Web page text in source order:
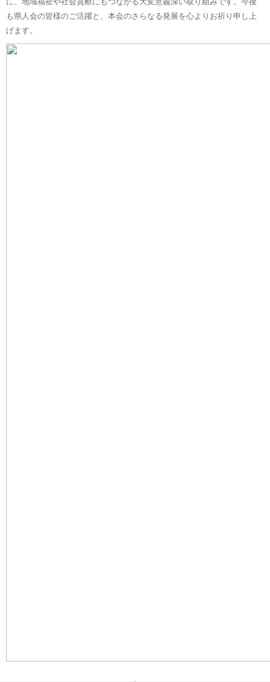
も県人会の皆様のご活躍と、本会のさらなる発展を心よりお祈り申し上
げます。